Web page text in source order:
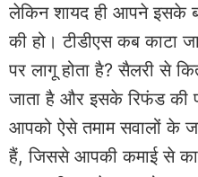
लेकिन शायद ही आपने इसके
की हो। टीडीएस कब काटा
पर लागू होता है? सैलरी से
जाता है और इसके रिफंड की
आपको ऐसे तमाम सवालों के
हैं, जिससे आपकी कमाई से